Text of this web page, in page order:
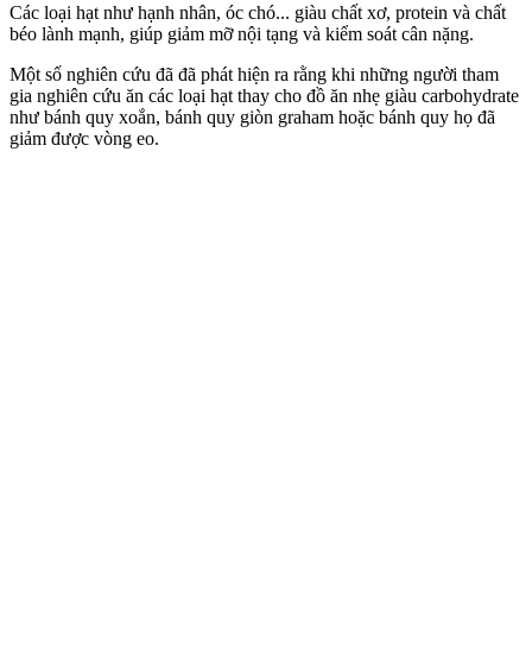
Các loại hạt như hạnh nhân, óc chó... giàu chất xơ, protein và chất
béo lành mạnh, giúp giảm mỡ nộ‌i tạn‌g và kiểm soát cân nặng.
Một số nghiên cứu đã đã phát hiện ra rằng khi những người tham
gia nghiên cứu ăn các loại hạt thay cho đồ ăn nhẹ giàu carbohydrate
như bánh quy xoắn, bánh quy giòn graham hoặc bánh quy họ đã
giảm được vòng eo.